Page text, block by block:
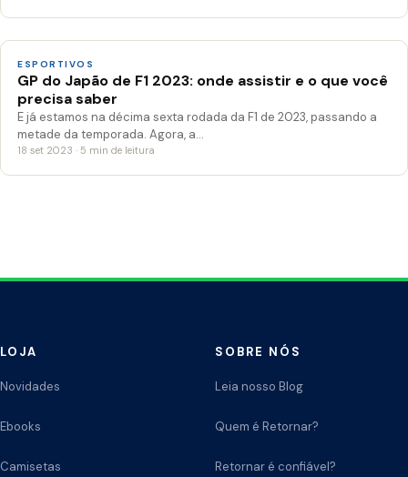
ESPORTIVOS
GP do Japão de F1 2023: onde assistir e o que você
precisa saber
E já estamos na décima sexta rodada da F1 de 2023, passando a
metade da temporada. Agora, a…
18 set 2023 · 5 min de leitura
LOJA
Novidades
Ebooks
Camisetas
SOBRE NÓS
Leia nosso Blog
Quem é Retornar?
Retornar é confiável?